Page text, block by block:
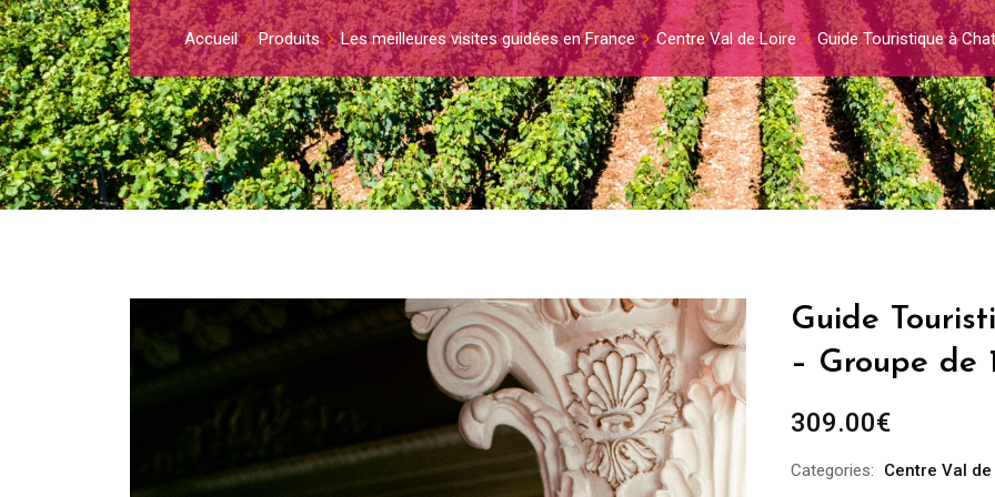
Accueil Produits Les meilleures visites guidées en France Centre Val de Loire Guide Touristique à
Guide
– Groupe de
309.00€
Categories: Centre Val